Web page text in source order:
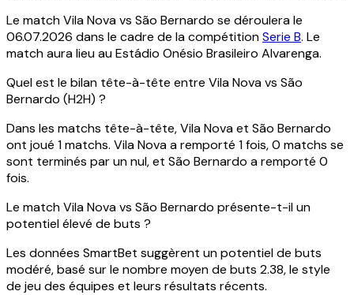
Le match Vila Nova vs São Bernardo se déroulera le
06.07.2026 dans le cadre de la compétitionSerie B. Le
match aura lieu au Estádio Onésio Brasileiro Alvarenga.
Quel est le bilan tête-à-tête entre Vila Nova vs São
Bernardo (H2H) ?
Dans les matchs tête-à-tête, Vila Nova et São Bernardo
ont joué 1 matchs. Vila Nova a remporté 1 fois, 0 matchs se
sont terminés par un nul, et São Bernardo a remporté 0
fois.
Le match Vila Nova vs São Bernardo présente-t-il un
potentiel élevé de buts ?
Les données SmartBet suggèrent un potentiel de buts
modéré, basé sur le nombre moyen de buts 2.38, le style
de jeu des équipes et leurs résultats récents.